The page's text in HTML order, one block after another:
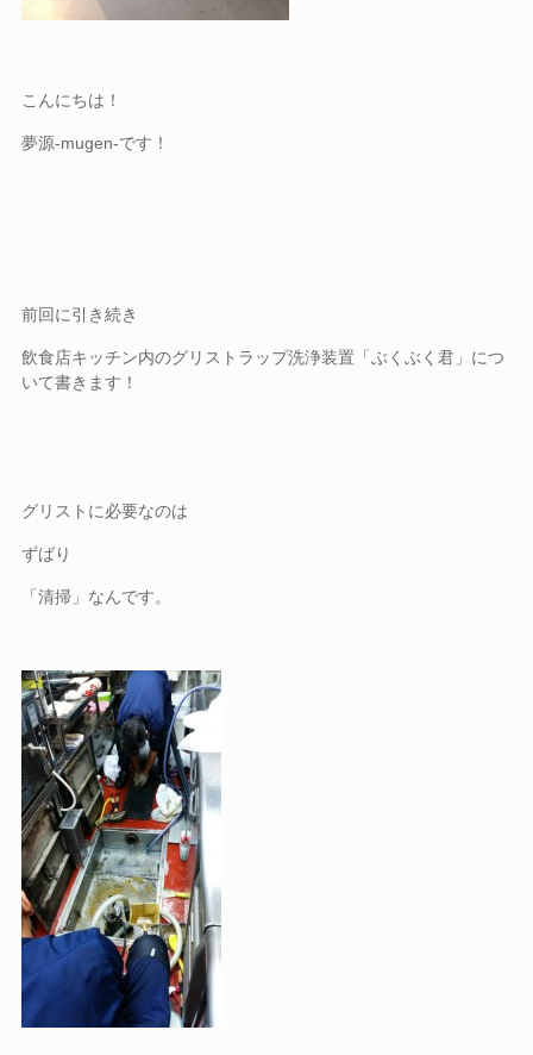
こんにちは！
夢源-mugen-です！
前回に引き続き
飲食店キッチン内のグリストラップ洗浄装置「ぶくぶく君」につ
いて書きます！
グリストに必要なのは
ずばり
「清掃」なんです。